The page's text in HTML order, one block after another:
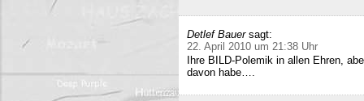
Detlef Bauer sagt:
22. April 2010 um 21:38 Uhr
Ihre BILD-Polemik in allen Ehren,
davon habe….